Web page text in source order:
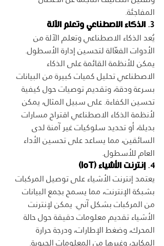
المفاجئة.
3. الذكاء الاصطناعي وتعلم الآلة
يُعد الذكاء الاصطناعي وتعلم الآلة من
الأدوات الفعّالة لتحسين إدارة الأسطول.
يمكن للأنظمة القائمة على الذكاء
الاصطناعي تحليل كميات كبيرة من البيانات
بسرعة ودقة، وتقديم توصيات حول كيفية
تحسين الكفاءة. على سبيل المثال، يمكن
لأنظمة الذكاء الاصطناعي اقتراح مسارات
بديلة، أو تحديد سلوكيات غير آمنة لدى
السائقين، مما يساعد على تحسين الأداء
العام للأسطول.
4. إنترنت الأشياء (IoT)
يعتمد إنترنت الأشياء على توصيل المركبات
بشبكة الإنترنت، مما يسمح بجمع البيانات
من المركبات بشكل آني. يمكن لإنترنت
الأشياء تقديم معلومات دقيقة حول حالة
المحرك، وضغط الإطارات، ودرجة حرارة
المكابح، وغيرها من المعلومات الحيوية.